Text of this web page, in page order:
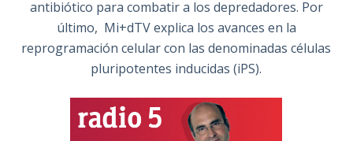
antibiótico para combatir a los depredadores. Por
último, Mi+dTV explica los avances en la
reprogramación celular con las denominadas células
pluripotentes inducidas (iPS).